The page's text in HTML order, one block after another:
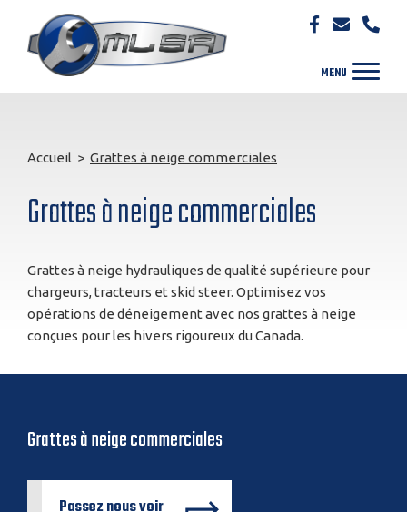
Accueil > Grattes à neige commerciales
Grattes à neige commerciales
Grattes à neige hydrauliques de qualité supérieure pour
chargeurs, tracteurs et skid steer. Optimisez vos
opérations de déneigement avec nos grattes à neige
conçues pour les hivers rigoureux du Canada.
Grattes à neige commerciales
Passez nous voir